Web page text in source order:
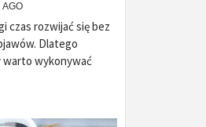
AGO
czas rozwijać się bez
Dlatego
wykonywać